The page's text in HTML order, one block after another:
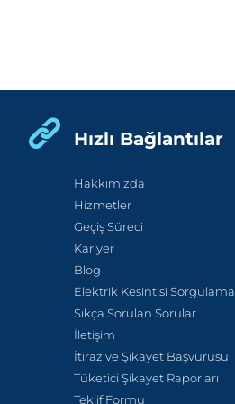
Hızlı Bağlantılar
Hakkımızda
Hizmetler
Geçiş Süreci
Kariyer
Blog
Elektrik Kesintisi Sorgulama
Sıkça Sorulan Sorular
İletişim
İtiraz ve Şikayet Başvurusu
Tüketici Şikayet Raporları
Teklif Formu